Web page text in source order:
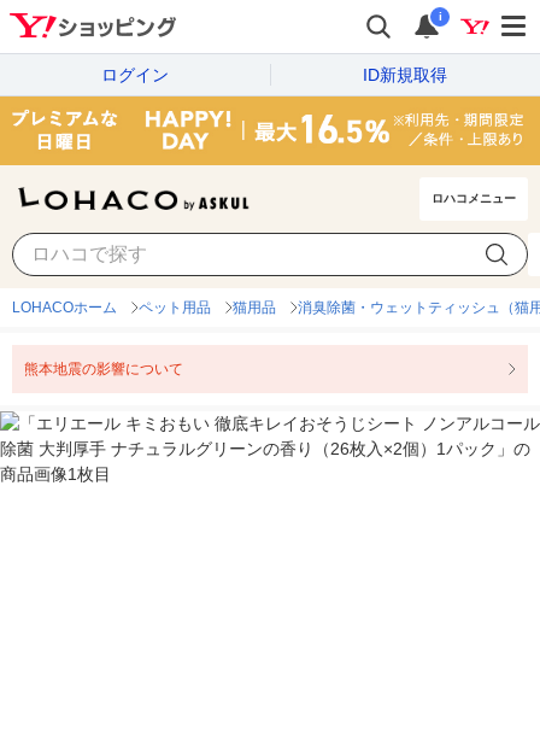
i
ログイン ID新規取得
ロハコメニュー
LOHACOホーム ペット用品 猫用品 消臭除菌・ウェットティッシュ（猫
熊本地震の影響について